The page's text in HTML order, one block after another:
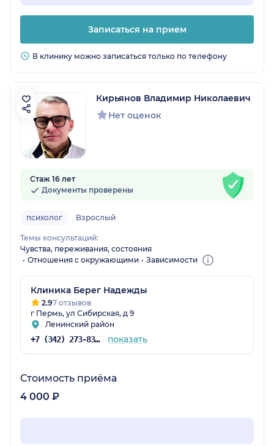
Записаться на прием
В клинику можно записаться только по телефону
Кирьянов Владимир Николаевич
Нет оценок
Стаж 16 лет
Документы проверены
психолог Взрослый
Темы консультаций:
Чувства, переживания, состояния
Отношения с окружающими
Зависимости
Клиника Берег Надежды
2.97 отзывов
г Пермь, ул Сибирская, д 9
Ленинский район
+7 (342) 273-83-98 показать
Стоимость приёма
4 000 ₽